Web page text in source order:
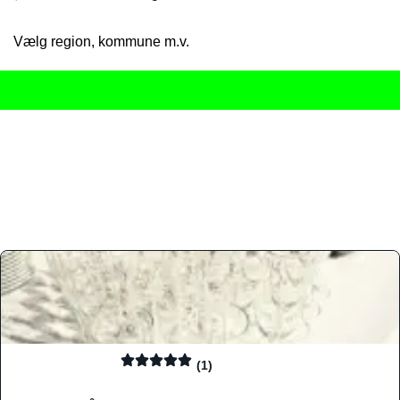
Vælg region, kommune m.v.
(1)